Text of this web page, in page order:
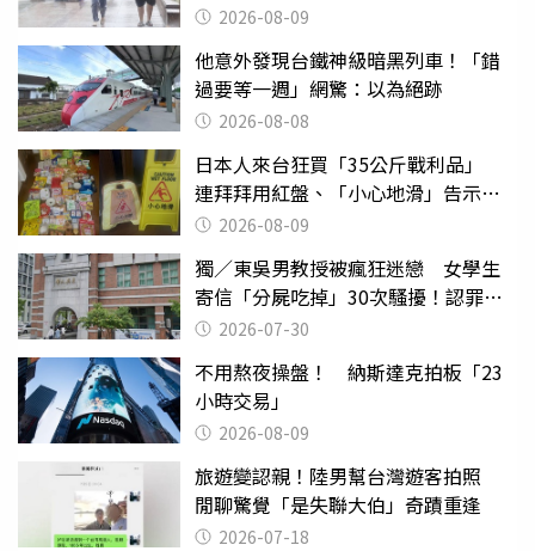
2026-08-09
他意外發現台鐵神級暗黑列車！「錯
過要等一週」網驚：以為絕跡
2026-08-08
日本人來台狂買「35公斤戰利品」
連拜拜用紅盤、「小心地滑」告示牌
也帶回家
2026-08-09
獨／東吳男教授被瘋狂迷戀 女學生
寄信「分屍吃掉」30次騷擾！認罪免
關 2026-07-30
不用熬夜操盤！ 納斯達克拍板「23
小時交易」
2026-08-09
旅遊變認親！陸男幫台灣遊客拍照
閒聊驚覺「是失聯大伯」奇蹟重逢
2026-07-18